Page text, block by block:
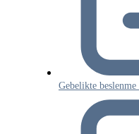
Gebelikte beslenme